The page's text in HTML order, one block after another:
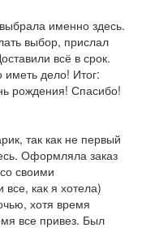
именно здесь.
выбор, прислал
всё в срок.
дело! Итог:
рождения! Спасибо!
так как не первый
Оформляла заказ
своими
как я хотела)
хотя время
все привез. Был